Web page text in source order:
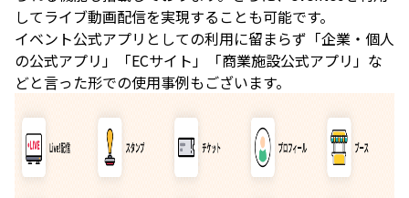
してライブ動画配信を実現することも可能です。
イベント公式アプリとしての利用に留まらず「企業・個人
の公式アプリ」「ECサイト」「商業施設公式アプリ」な
どと言った形での使用事例もございます。